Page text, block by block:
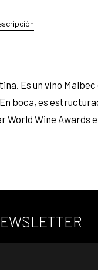
Es un vino
boca, es
Wine Awards